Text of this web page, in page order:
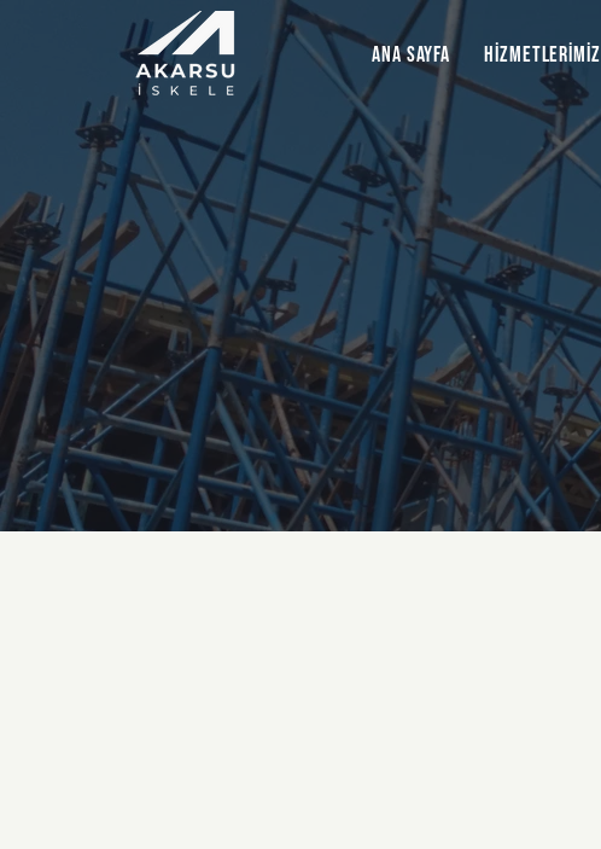
ANA SAYFA HİZMETLERİMİZ